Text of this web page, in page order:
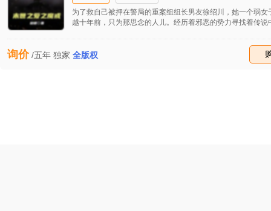
男友又神奇地回到了她身边，并全身心地照顾她，爱惜她――
在转身之后发现身后的人有多好，他的男友也悔悟了当初的不
丁妩萍的女朋友发现，罗祖竟是好姐妹的男朋友，而且为了家
为了救自己被押在警局的重案组组长男友徐绍川，她一个弱女
越十年前，只为那思念的人儿。经历着邪恶的势力寻找着传说
什么人？李霜能否找到五大魔戒？她是否会救出自己的男友？
询价 /五年 独家 全版权